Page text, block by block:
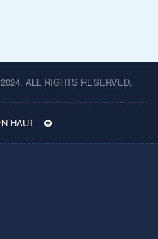
ALL RIGHTS RESERVED.
HAUT